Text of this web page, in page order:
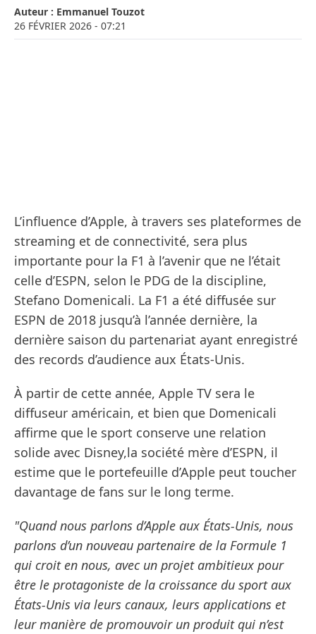
Auteur : Emmanuel Touzot
26 FÉVRIER 2026 - 07:21
L’influence d’Apple, à travers ses plateformes de
streaming et de connectivité, sera plus
importante pour la F1 à l’avenir que ne l’était
celle d’ESPN, selon le PDG de la discipline,
Stefano Domenicali. La F1 a été diffusée sur
ESPN de 2018 jusqu’à l’année dernière, la
dernière saison du partenariat ayant enregistré
des records d’audience aux États-Unis.
À partir de cette année, Apple TV sera le
diffuseur américain, et bien que Domenicali
affirme que le sport conserve une relation
solide avec Disney,la société mère d’ESPN, il
estime que le portefeuille d’Apple peut toucher
davantage de fans sur le long terme.
"Quand nous parlons d’Apple aux États-Unis, nous
parlons d’un nouveau partenaire de la Formule 1
qui croit en nous, avec un projet ambitieux pour
être le protagoniste de la croissance du sport aux
États-Unis via leurs canaux, leurs applications et
leur manière de promouvoir un produit qui n’est